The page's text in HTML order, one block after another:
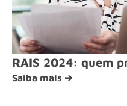
RAIS 2024: quem
Saiba mais ➔